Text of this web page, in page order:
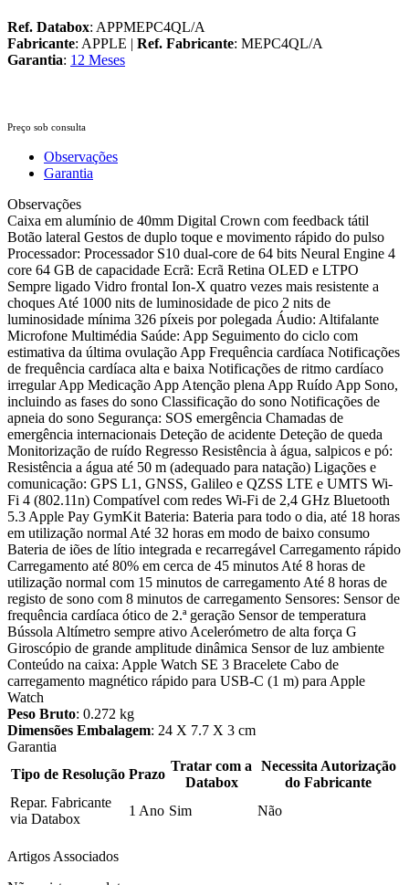
Ref. Databox: APPMEPC4QL/A
Fabricante: APPLE | Ref. Fabricante: MEPC4QL/A
Garantia: 12 Meses
Preço sob consulta
Observações
Garantia
Observações
Caixa em alumínio de 40mm Digital Crown com feedback tátil
Botão lateral Gestos de duplo toque e movimento rápido do pulso
Processador: Processador S10 dual-core de 64 bits Neural Engine 4
core 64 GB de capacidade Ecrã: Ecrã Retina OLED e LTPO
Sempre ligado Vidro frontal Ion-X quatro vezes mais resistente a
choques Até 1000 nits de luminosidade de pico 2 nits de
luminosidade mínima 326 píxeis por polegada Áudio: Altifalante
Microfone Multimédia Saúde: App Seguimento do ciclo com
estimativa da última ovulação App Frequência cardíaca Notificações
de frequência cardíaca alta e baixa Notificações de ritmo cardíaco
irregular App Medicação App Atenção plena App Ruído App Sono,
incluindo as fases do sono Classificação do sono Notificações de
apneia do sono Segurança: SOS emergência Chamadas de
emergência internacionais Deteção de acidente Deteção de queda
Monitorização de ruído Regresso Resistência à água, salpicos e pó:
Resistência a água até 50 m (adequado para natação) Ligações e
comunicação: GPS L1, GNSS, Galileo e QZSS LTE e UMTS Wi-
Fi 4 (802.11n) Compatível com redes Wi-Fi de 2,4 GHz Bluetooth
5.3 Apple Pay GymKit Bateria: Bateria para todo o dia, até 18 horas
em utilização normal Até 32 horas em modo de baixo consumo
Bateria de iões de lítio integrada e recarregável Carregamento rápido
Carregamento até 80% em cerca de 45 minutos Até 8 horas de
utilização normal com 15 minutos de carregamento Até 8 horas de
registo de sono com 8 minutos de carregamento Sensores: Sensor de
frequência cardíaca ótico de 2.ª geração Sensor de temperatura
Bússola Altímetro sempre ativo Acelerómetro de alta força G
Giroscópio de grande amplitude dinâmica Sensor de luz ambiente
Conteúdo na caixa: Apple Watch SE 3 Bracelete Cabo de
carregamento magnético rápido para USB-C (1 m) para Apple
Watch
Peso Bruto: 0.272 kg
Dimensões Embalagem: 24 X 7.7 X 3 cm
Garantia
Tipo de Resolução Prazo
Tratar com a
Databox
Necessita Autorização
do Fabricante
Repar. Fabricante
via Databox
1 Ano Sim Não
Artigos Associados